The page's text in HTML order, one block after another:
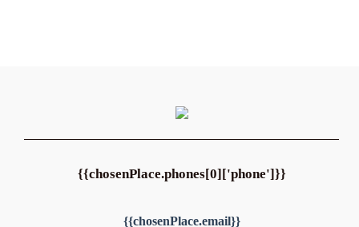
{{chosenPlace.phones[0]['phone']}}
{{chosenPlace.email}}